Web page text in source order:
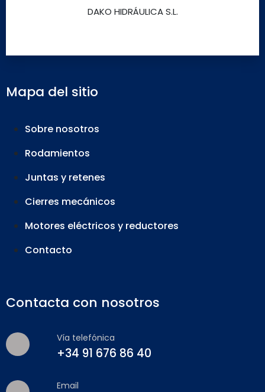
DAKO HIDRÁULICA S.L.
Mapa del sitio
Sobre nosotros
Rodamientos
Juntas y retenes
Cierres mecánicos
Motores eléctricos y reductores
Contacto
Contacta con nosotros
Vía telefónica
+34 91 676 86 40
Email